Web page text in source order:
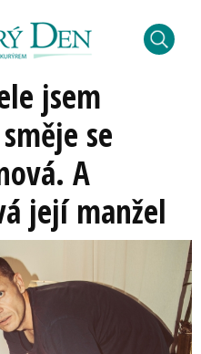
jsem
se
A
její manžel